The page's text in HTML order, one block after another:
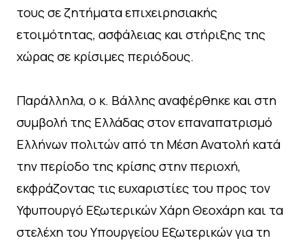
τους σε ζητήματα επιχειρησιακής
ετοιμότητας, ασφάλειας και στήριξης της
χώρας σε κρίσιμες περιόδους.
Παράλληλα, ο κ. Βάλλης αναφέρθηκε και στη
συμβολή της Ελλάδας στον επαναπατρισμό
Ελλήνων πολιτών από τη Μέση Ανατολή κατά
την περίοδο της κρίσης στην περιοχή,
εκφράζοντας τις ευχαριστίες του προς τον
Υφυπουργό Εξωτερικών Χάρη Θεοχάρη και τα
στελέχη του Υπουργείου Εξωτερικών για τη